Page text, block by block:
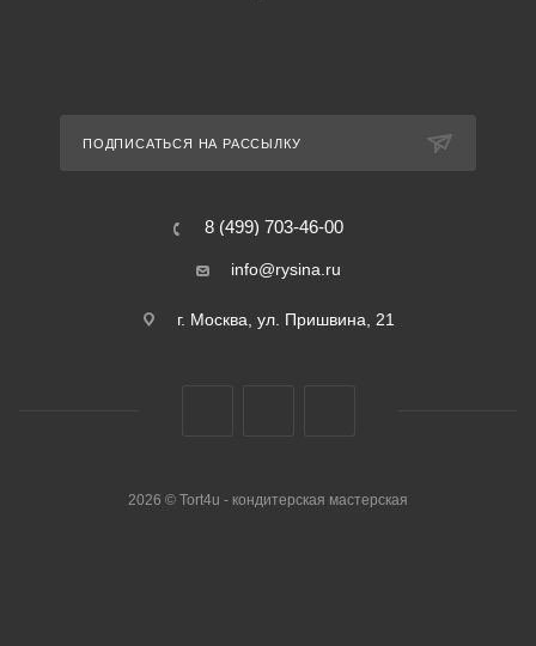
ПОДПИСАТЬСЯ НА РАССЫЛКУ
8 (499) 703-46-00
info@rysina.ru
г. Москва, ул. Пришвина, 21
2026 © Tort4u - кондитерская мастерская